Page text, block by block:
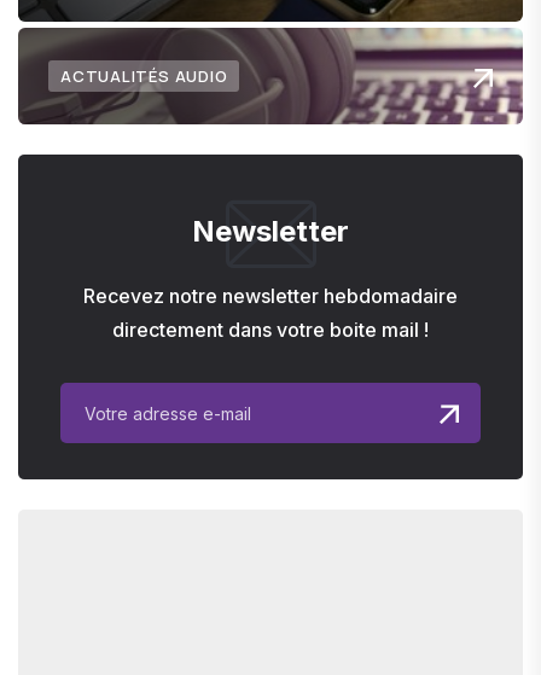
ACTUALITÉS AUDIO
Newsletter
Recevez notre newsletter hebdomadaire
directement dans votre boite mail !